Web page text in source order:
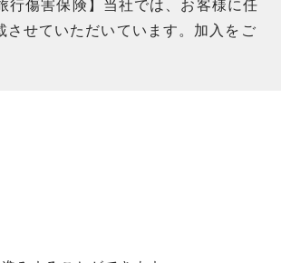
行傷害保険】当社では、お客様に任
せていただいています。加入をご